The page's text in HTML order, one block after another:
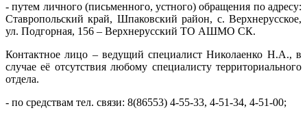
- путем личного (письменного, устного) обращения по адресу:
Ставропольский край, Шпаковский район, с. Верхнерусское,
ул. Подгорная, 156 – Верхнерусский ТО АШМО СК.
Контактное лицо – ведущий специалист Николаенко Н.А., в
случае её отсутствия любому специалисту территориального
отдела.
- по средствам тел. связи: 8(86553) 4-55-33, 4-51-34, 4-51-00;